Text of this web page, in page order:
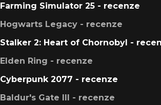
Farming Simulator 25 - recenze
Hogwarts Legacy - recenze
Stalker 2: Heart of Chornobyl -
Elden Ring - recenze
Cyberpunk 2077 - recenze
Baldur's Gate III - recenze